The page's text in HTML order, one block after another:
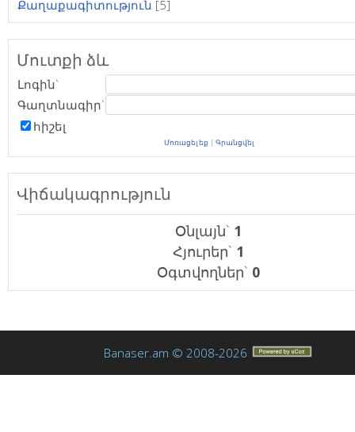
Քաղաքագիտություն [5]
Մուտքի ձև
Լոգին`
Գաղտնագիր`
հիշել
Մոռացել եք | Գրանցվել
Վիճակագրություն
Օնլայն` 1
Հյուրեր` 1
Օգտվողներ` 0
Banaser.am © 2008-2026